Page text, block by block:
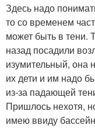
Здесь надо
то со временем
может быть в тени.
назад посадили
изумительный, она
их дети и им надо
из-за падающей
Пришлось нехотя,
имею ввиду